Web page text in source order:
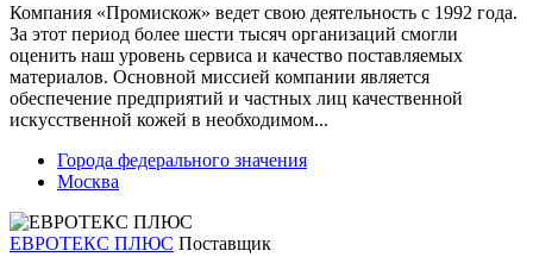
Компания «Промискож» ведет свою деятельность с 1992 года.
За этот период более шести тысяч организаций смогли
оценить наш уровень сервиса и качество поставляемых
материалов. Основной миссией компании является
обеспечение предприятий и частных лиц качественной
искусственной кожей в необходимом...
Города федерального значения
Москва
ЕВРОТЕКС ПЛЮС Поставщик